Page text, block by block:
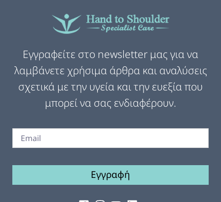
Εγγραφείτε στο newsletter μας για να
λαμβάνετε χρήσιμα άρθρα και αναλύσεις
σχετικά με την υγεία και την ευεξία που
μπορεί να σας ενδιαφέρουν.
Εγγραφή